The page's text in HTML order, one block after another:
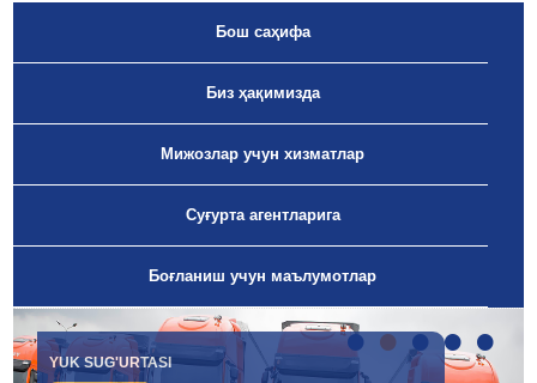
Бош саҳифа
Биз ҳақимизда
Мижозлар учун хизматлар
Суғурта агентларига
Боғланиш учун маълумотлар
YUK SUG'URTASI •••••